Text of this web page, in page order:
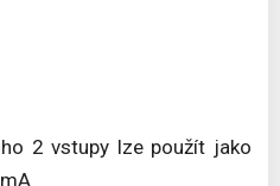
2 vstupy lze použít jako